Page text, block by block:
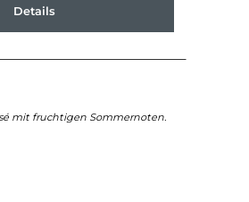
Details
mit fruchtigen Sommernoten.